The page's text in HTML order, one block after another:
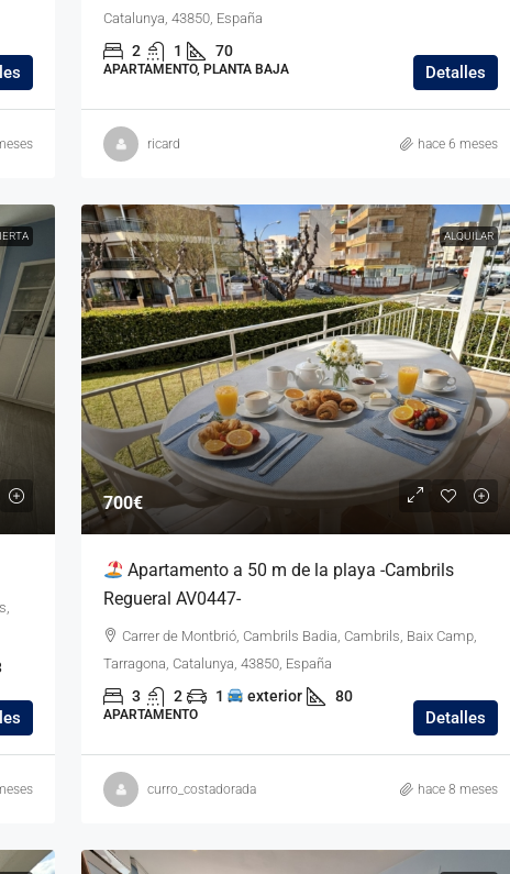
Catalunya, 43850, España
2 1 70
APARTAMENTO, PLANTA BAJA Detalles
ricard hace 6 meses
ALQUILAR
700€
Apartamento a 50 m de la playa -Cambrils
Regueral AV0447-
Carrer de Montbrió, Cambrils Badia, Cambrils, Baix Camp,
Tarragona, Catalunya, 43850, España
3 2 1 exterior 80
APARTAMENTO Detalles
curro_costadorada hace 8 meses